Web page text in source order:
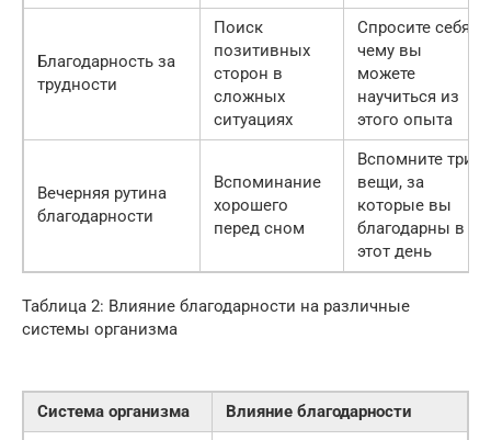
Благодарность за
трудности
Поиск
позитивных
сторон в
сложных
ситуациях
Спросите себя,
чему вы
можете
научиться из
этого опыта
Вечерняя рутина
благодарности
Вспоминание
хорошего
перед сном
Вспомните три
вещи, за
которые вы
благодарны в
этот день
Таблица 2: Влияние благодарности на различные
системы организма
Система организма
Влияние благодарности